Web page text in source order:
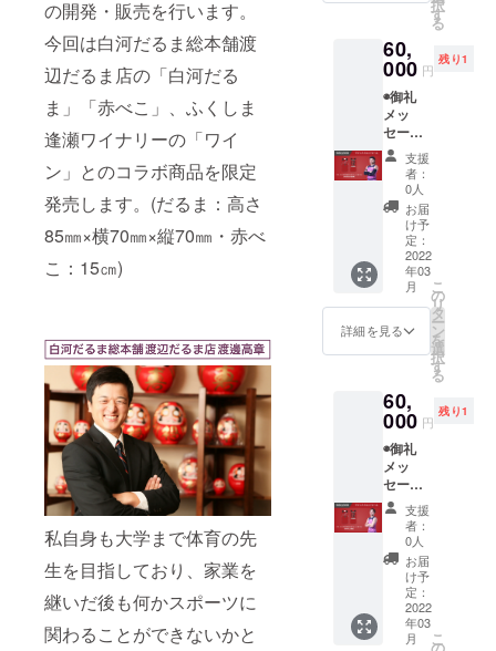
の開発・販売を行います。
今回は白河だるま総本舗渡
辺だるま店の「白河だる
ま」「赤べこ」、ふくしま
逢瀬ワイナリーの「ワイ
ン」とのコラボ商品を限定
発売します。(だるま：高さ
85㎜×横70㎜×縦70㎜・赤べ
こ：15㎝)
私自身も大学まで体育の先
生を目指しており、家業を
継いだ後も何かスポーツに
関わることができないかと
太) ※画
像はイ
メージ
です
福島
ファイ
ヤーボ
ンズの8
年間の
歩みや
これか
らの展
望を1冊
にまと
めます ◉
直筆サ
イン入
り非売
シュー
ティン
ソン・
ウォッ
シュ
バーン)
※画像は
イメー
ジです
援時に
にご希
望のお
名前を
ご記入
くださ
い
◉BOND
S UP ス
テッ
カー
◉BOND
S UP ス
トー
リー
ブック
(2013-
2022)
福島
ファイ
ヤーボ
ンズの8
年間の
歩みや
これか
らの展
望を1冊
にまと
めます ◉
直筆サ
イン入
択
す
る
60,
000 円
残り1
◉御礼
メッ
セージ
動画
(メール
にて動
画デー
タ送付)
◉福島
ファイ
ヤーボ
ンズ公
式HPに
名前掲
載 ※支
援時に
にご希
望のお
名前を
ご記入
くださ
い
◉BOND
S UP ス
テッ
カー
◉BOND
S UP ス
トー
リー
ブック
支援
者：
0人
お届
け予
定：
2022
年03
月
詳細を見る
こ
の
リ
タ
ー
ン
を
選
択
す
る
60,
000 円
残り1
◉御礼
メッ
セージ
動画
(メール
にて動
画デー
タ送付)
◉福島
ファイ
ヤーボ
ンズ公
支援
者：
0人
お届
け予
定：
2022
年03
月
こ
の